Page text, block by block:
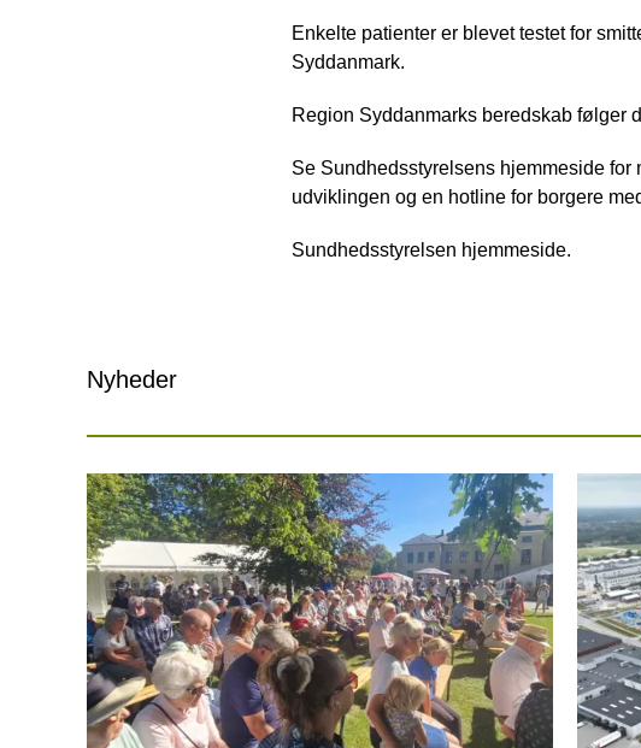
Enkelte patienter er blevet testet for
Syddanmark.
Region Syddanmarks beredskab følger
Se Sundhedsstyrelsens hjemmeside
udviklingen og en hotline for borgere
Sundhedsstyrelsen hjemmeside.
Nyheder